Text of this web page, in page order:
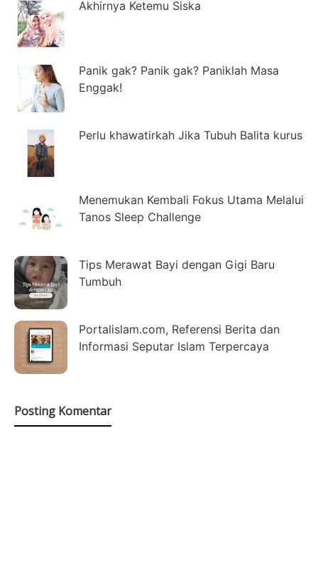
Akhirnya Ketemu Siska
Panik gak? Panik gak? Paniklah Masa
Enggak!
Perlu khawatirkah Jika Tubuh Balita kurus
Menemukan Kembali Fokus Utama Melalui
Tanos Sleep Challenge
Tips Merawat Bayi dengan Gigi Baru
Tumbuh
Portalislam.com, Referensi Berita dan
Informasi Seputar Islam Terpercaya
Posting Komentar